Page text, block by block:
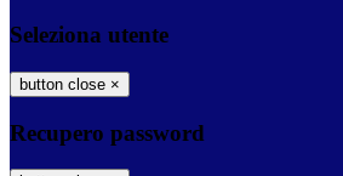
Seleziona utente
button close ×
Recupero password